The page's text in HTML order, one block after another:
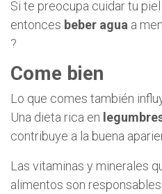
Si te preocupa cuidar tu
entonces beber agua a
?
Come bien
Lo que comes también
Una dieta rica en
contribuye a la buena
Las vitaminas y minerales
alimentos son